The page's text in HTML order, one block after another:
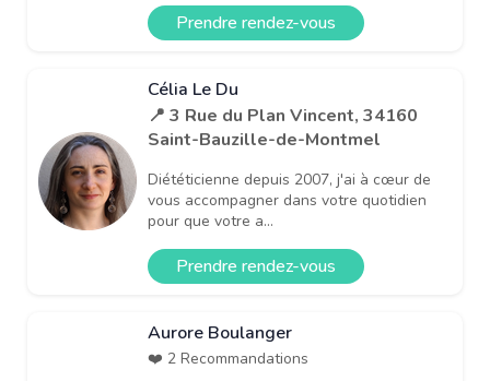
Prendre rendez-vous
Célia Le Du
📍 3 Rue du Plan Vincent, 34160
Saint-Bauzille-de-Montmel
Diététicienne depuis 2007, j'ai à cœur de
vous accompagner dans votre quotidien
pour que votre a...
Prendre rendez-vous
Aurore Boulanger
❤️ 2 Recommandations